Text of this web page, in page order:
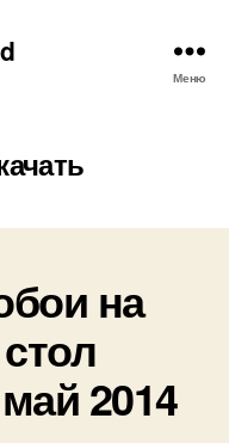
Меню
на
2014